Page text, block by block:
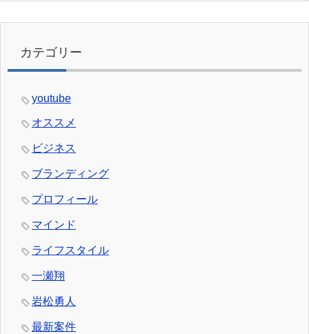
カテゴリー
youtube
オススメ
ビジネス
ブランディング
プロフィール
マインド
ライフスタイル
一瀬翔
岩松勇人
最新案件